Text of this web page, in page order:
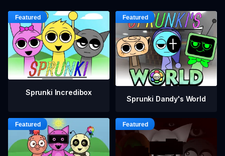
Sprunki Incredibox
Sprunki Dandy's World